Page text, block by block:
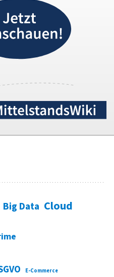
Big Data Cloud
E-Commerce